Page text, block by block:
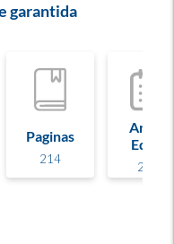
garantida
Paginas
214
Ano de
Edição
2021